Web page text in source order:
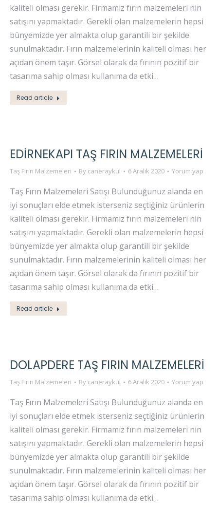
kaliteli olması gerekir. Firmamız fırın malzemeleri nin
satışını yapmaktadır. Gerekli olan malzemelerin hepsi
bünyemizde yer almakta olup garantili bir şekilde
sunulmaktadır. Fırın malzemelerinin kaliteli olması her
açıdan önem taşır. Görsel olarak da fırının pozitif bir
tasarıma sahip olması kullanıma da etki…
Read article
EDIRNEKAPI TAŞ FIRIN MALZEMELERI
Taş Fırın Malzemeleri By caneraykul 6 Aralık 2020 Yorum yap
Taş Fırın Malzemeleri Satışı Bulunduğunuz alanda en
iyi sonuçları elde etmek isterseniz seçtiğiniz ürünlerin
kaliteli olması gerekir. Firmamız fırın malzemeleri nin
satışını yapmaktadır. Gerekli olan malzemelerin hepsi
bünyemizde yer almakta olup garantili bir şekilde
sunulmaktadır. Fırın malzemelerinin kaliteli olması her
açıdan önem taşır. Görsel olarak da fırının pozitif bir
tasarıma sahip olması kullanıma da etki…
Read article
DOLAPDERE TAŞ FIRIN MALZEMELERI
Taş Fırın Malzemeleri By caneraykul 6 Aralık 2020 Yorum yap
Taş Fırın Malzemeleri Satışı Bulunduğunuz alanda en
iyi sonuçları elde etmek isterseniz seçtiğiniz ürünlerin
kaliteli olması gerekir. Firmamız fırın malzemeleri nin
satışını yapmaktadır. Gerekli olan malzemelerin hepsi
bünyemizde yer almakta olup garantili bir şekilde
sunulmaktadır. Fırın malzemelerinin kaliteli olması her
açıdan önem taşır. Görsel olarak da fırının pozitif bir
tasarıma sahip olması kullanıma da etki…